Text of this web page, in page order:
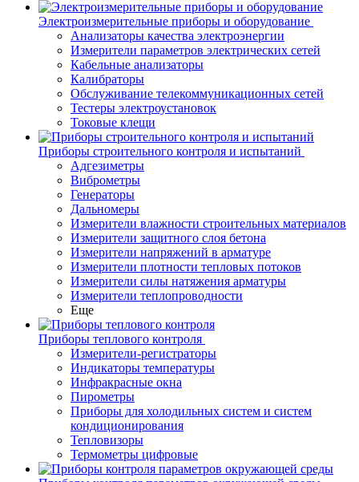
Электроизмерительные приборы и оборудование
Анализаторы качества электроэнергии
Измерители параметров электрических сетей
Кабельные анализаторы
Калибраторы
Обслуживание телекоммуникационных сетей
Тестеры электроустановок
Токовые клещи
Приборы строительного контроля и испытаний
Адгезиметры
Виброметры
Генераторы
Дальномеры
Измерители влажности строительных материалов
Измерители защитного слоя бетона
Измерители напряжений в арматуре
Измерители плотности тепловых потоков
Измерители силы натяжения арматуры
Измерители теплопроводности
Еще
Приборы теплового контроля
Измерители-регистраторы
Индикаторы температуры
Инфракрасные окна
Пирометры
Приборы для холодильных систем и систем
кондиционирования
Тепловизоры
Термометры цифровые